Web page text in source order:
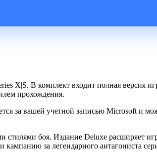
X|S. В комплект входит полная версия
прохождения.
за вашей учетной записью Microsoft и
боя. Издание Deluxe расширяет
за легендарного антагониста